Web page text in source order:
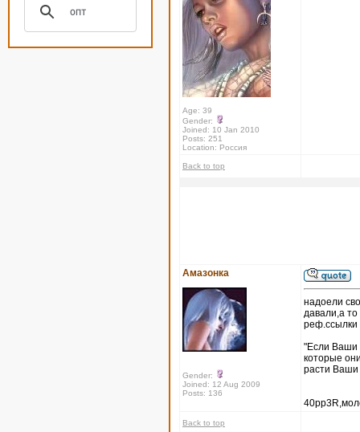
Age: 39
Gender:
Joined: 10 Jan 2010
Posts: 251
Location: Россия
Back to top
Амазонка
Gender:
Joined: 12 Aug 2009
Posts: 136
надоели
давали,а то
"Если Ваши
которые
расти Ваши
Back to top